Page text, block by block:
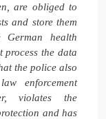
are obliged to
and store them
health
process the data
the police also
enforcement
violates the
and has